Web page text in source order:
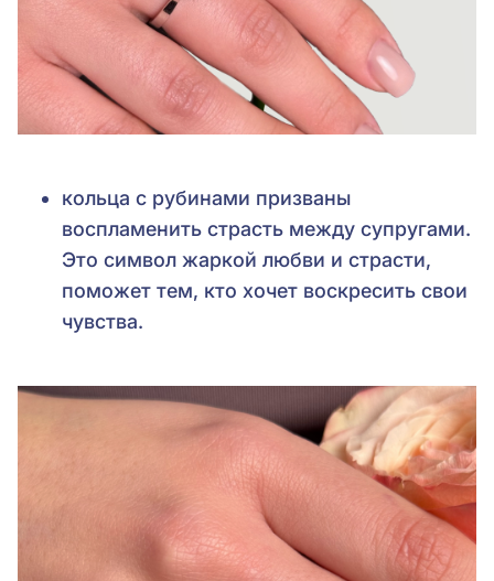
кольца с рубинами призваны
воспламенить страсть между супругами.
Это символ жаркой любви и страсти,
поможет тем, кто хочет воскресить свои
чувства.